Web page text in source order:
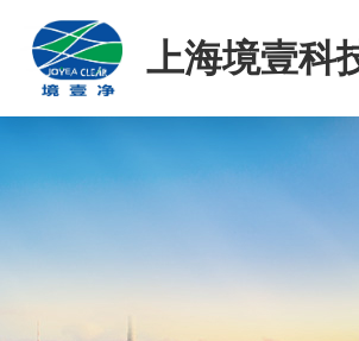
上海境壹科